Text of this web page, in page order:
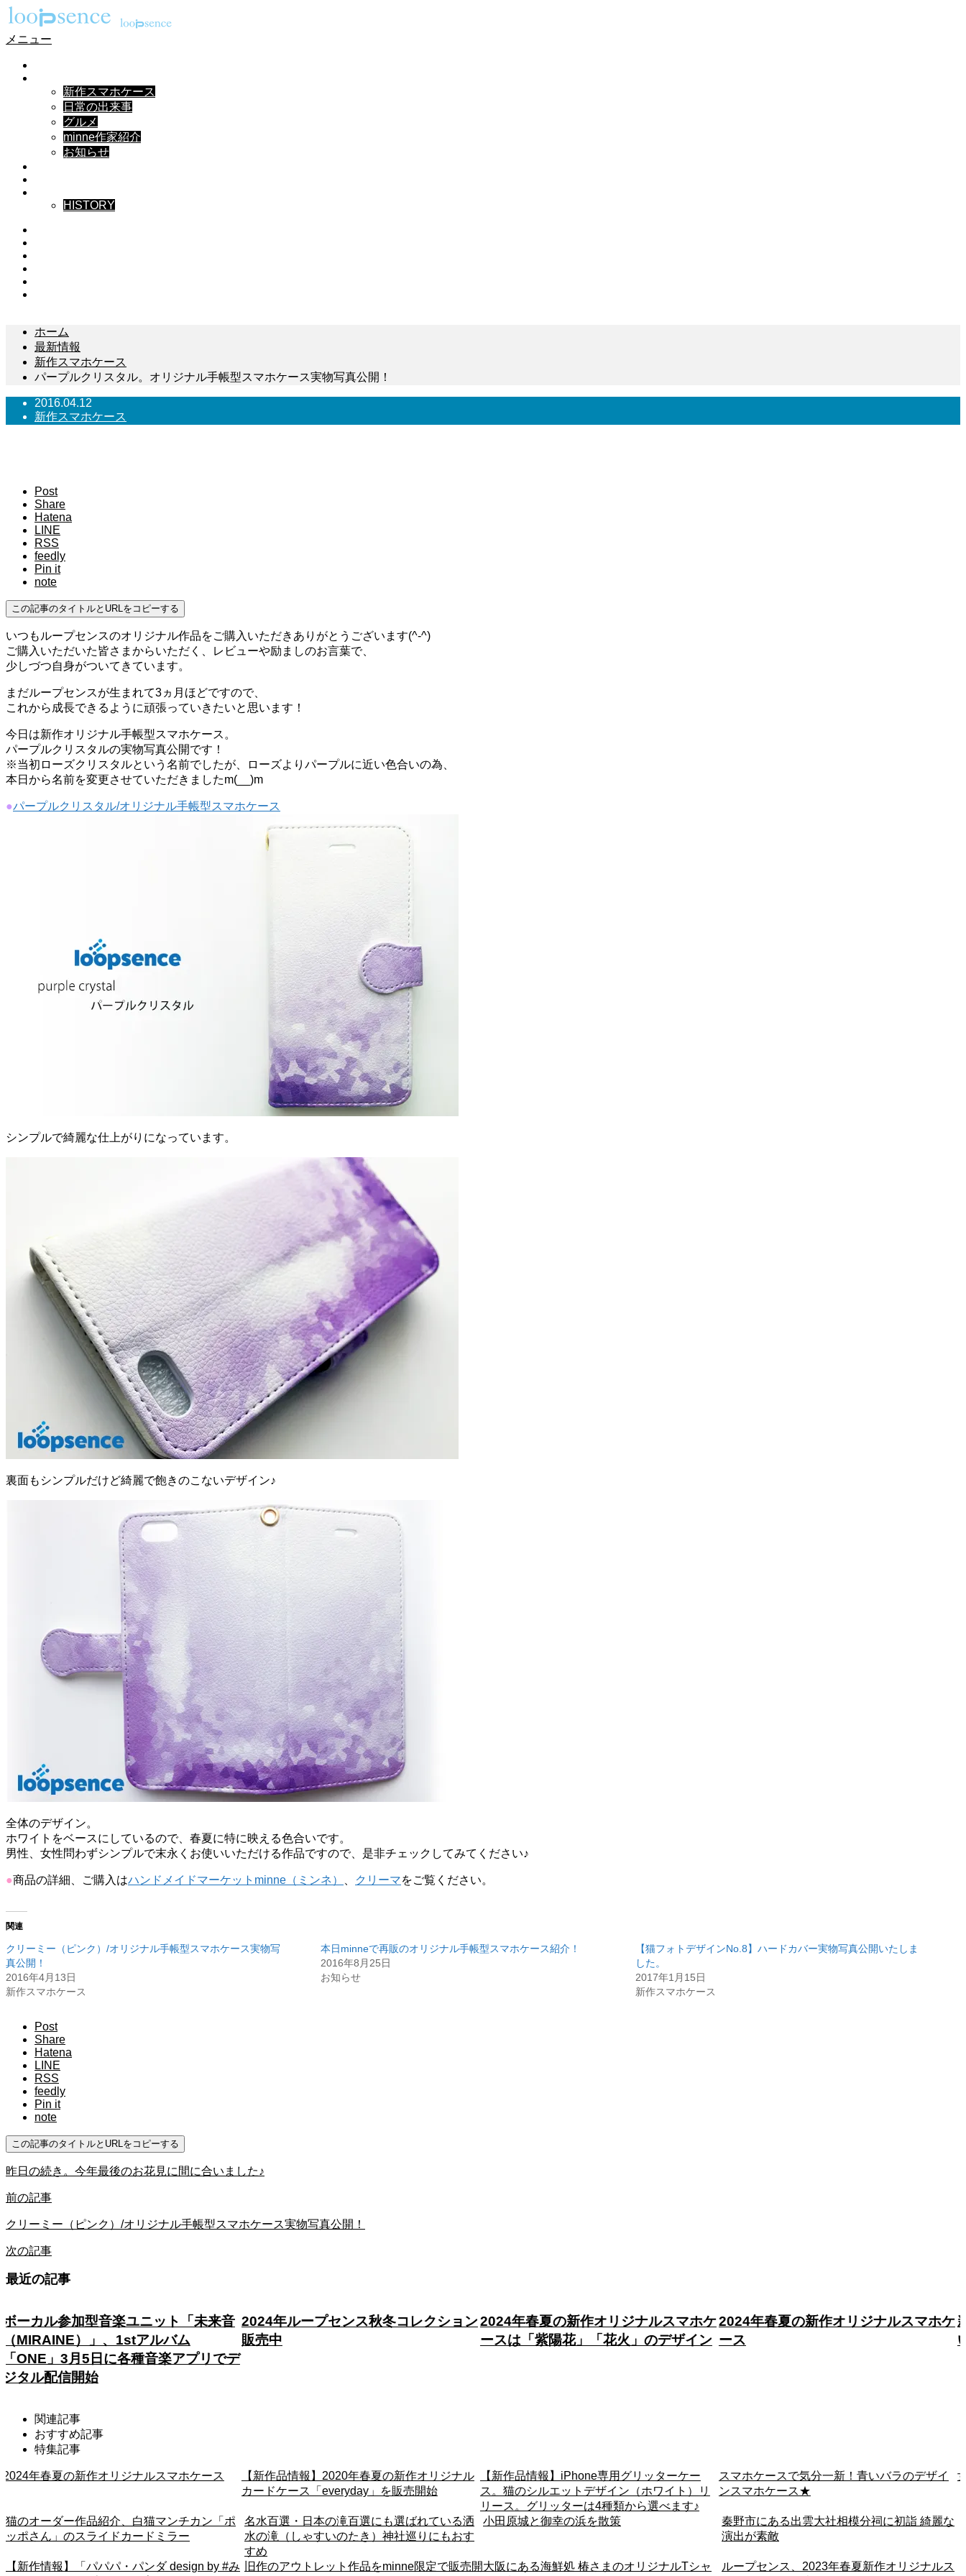
メニュー
新作スマホケース
日常の出来事
グルメ
minne作家紹介
お知らせ
HISTORY
ホーム
最新情報
新作スマホケース
パープルクリスタル。オリジナル手帳型スマホケース実物写真公開！
2016.04.12
新作スマホケース
Post
Share
Hatena
LINE
RSS
feedly
Pin it
note
この記事のタイトルとURLをコピーする
いつもループセンスのオリジナル作品をご購入いただきありがとうございます(^-^)
ご購入いただいた皆さまからいただく、レビューや励ましのお言葉で、
少しづつ自身がついてきています。
まだループセンスが生まれて3ヵ月ほどですので、
これから成長できるように頑張っていきたいと思います！
今日は新作オリジナル手帳型スマホケース。
パープルクリスタルの実物写真公開です！
※当初ローズクリスタルという名前でしたが、ローズよりパープルに近い色合いの為、
本日から名前を変更させていただきましたm(__)m
●パープルクリスタル/オリジナル手帳型スマホケース
シンプルで綺麗な仕上がりになっています。
裏面もシンプルだけど綺麗で飽きのこないデザイン♪
全体のデザイン。
ホワイトをベースにしているので、春夏に特に映える色合いです。
男性、女性問わずシンプルで末永くお使いいただける作品ですので、是非チェックしてみてください♪
●商品の詳細、ご購入はハンドメイドマーケットminne（ミンネ） 、 クリーマをご覧ください。
関連
クリーミー（ピンク）/オリジナル手帳型スマホケース実物写
真公開！
2016年4月13日
新作スマホケース
本日minneで再販のオリジナル手帳型スマホケース紹介！
2016年8月25日
お知らせ
【猫フォトデザインNo.8】ハードカバー実物写真公開いたしま
した。
2017年1月15日
新作スマホケース
Post
Share
Hatena
LINE
RSS
feedly
Pin it
note
この記事のタイトルとURLをコピーする
昨日の続き。今年最後のお花見に間に合いました♪
前の記事
クリーミー（ピンク）/オリジナル手帳型スマホケース実物写真公開！
次の記事
最近の記事
2024年ループセンス秋冬コレクション
販売中
2024年春夏の新作オリジナルスマホケ
ースは「紫陽花」「花火」のデザイン
2024年春夏の新作オリジナルスマホケ
ース
新年のご挨拶 2024年もよろしくお願
いいたします。
関連記事
おすすめ記事
特集記事
【新作品情報】2020年春夏の新作オリジナル
【新作品情報】iPhone専用グリッターケー
ス。猫のシルエットデザイン（ホワイト）リ
スマホケースで気分一新！青いバラのデザイ
ンスマホケース★
女性におすすめのスマホケース紹介★
名水百選・日本の滝百選にも選ばれている洒
水の滝（しゃすいのたき）神社巡りにもおす
小田原城と御幸の浜を散策
秦野市にある出雲大社相模分祠に初詣 綺麗な
2019年4月6日（土）-4月7日（日）は、
Creema Craft Party2019開催
旧作のアウトレット作品をminne限定で販売開
大阪にある海鮮処 椿さまのオリジナルTシャ
ループセンス、2023年春夏新作オリジナルス
名水百選・日本の滝百選にも選ばれている洒